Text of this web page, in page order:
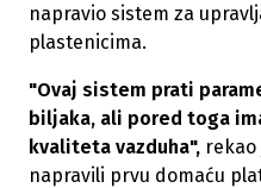
napravio sistem za
plastenicima.
"Ovaj sistem prati
biljaka, ali pored toga
kvaliteta vazduha", rekao
napravili prvu domaću